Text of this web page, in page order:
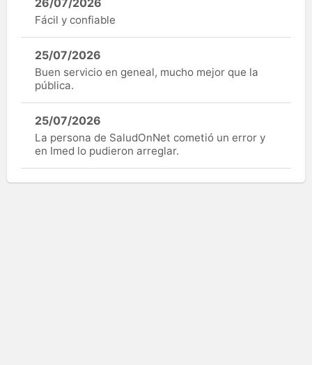
Fácil y confiable
25/07/2026
Buen servicio en geneal, mucho mejor que la
pública.
25/07/2026
La persona de SaludOnNet cometió un error y
en Imed lo pudieron arreglar.